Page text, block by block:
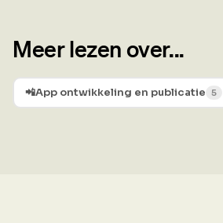
Meer lezen over...
📲App ontwikkeling en publicatie 5